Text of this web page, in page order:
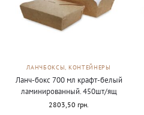
ЛАНЧБОКСЫ, КОНТЕЙНЕРЫ
Ланч-бокс 700 мл крафт-белый
ламинированный. 450шт/ящ
2803,50 грн.